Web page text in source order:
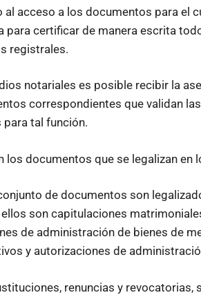
al acceso a los documentos para el
para certificar de manera escrita
registrales.
notariales es posible recibir la
correspondientes que validan
tal función.
los documentos que se legalizan en
de documentos son
son capitulaciones
de administración de bienes de
y autorizaciones de
renuncias y